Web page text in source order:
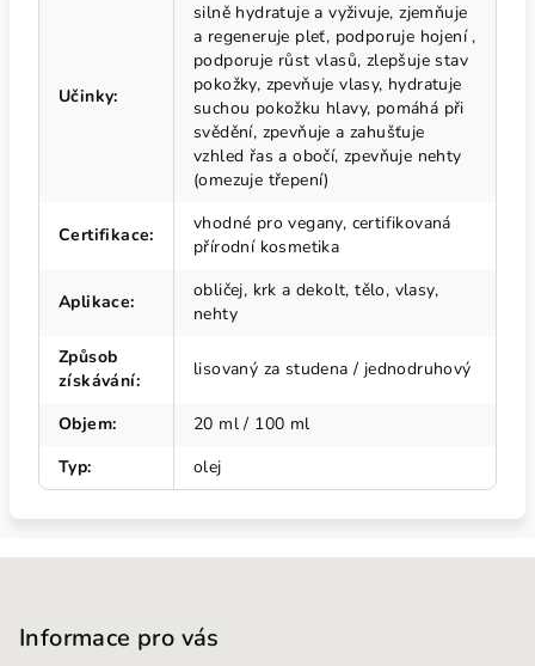
Učinky:
silně hydratuje a vyživuje, zjemňuje
a regeneruje pleť, podporuje hojení ,
podporuje růst vlasů, zlepšuje stav
pokožky, zpevňuje vlasy, hydratuje
suchou pokožku hlavy, pomáhá při
svědění, zpevňuje a zahušťuje
vzhled řas a obočí, zpevňuje nehty
(omezuje třepení)
Certifikace:
vhodné pro vegany, certifikovaná
přírodní kosmetika
Aplikace:
obličej, krk a dekolt, tělo, vlasy,
nehty
Způsob
získávání:
lisovaný za studena / jednodruhový
Objem:
20 ml / 100 ml
Typ: olej
Informace pro vás